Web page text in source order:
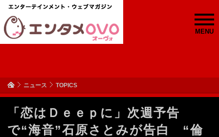
MENU
ニュース TOPICS
「恋はＤｅｅｐに」次週予告
で“海音”石原さとみが告白 “倫